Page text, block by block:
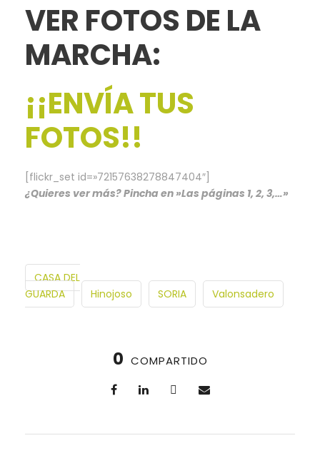
VER FOTOS DE LA
MARCHA:
¡¡ENVÍA TUS
FOTOS!!
[flickr_set id=»72157638278847404″]
¿Quieres ver más? Pincha en »Las páginas 1, 2, 3,…»
CASA DEL
GUARDA
Hinojoso SORIA Valonsadero
0 COMPARTIDO